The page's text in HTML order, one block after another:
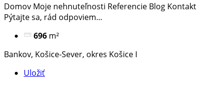
Domov Moje nehnuteľnosti Referencie Blog Kontakt
Pýtajte sa, rád odpoviem​...
696 m²
Bankov, Košice-Sever, okres Košice I
Uložiť